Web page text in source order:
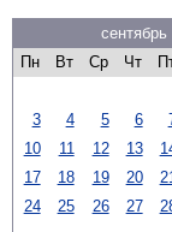
сентябрь
Пн
Вт Ср Чт
3
4 5 6
10
11 12 13
17
18 19 20 21
24
25 26 27